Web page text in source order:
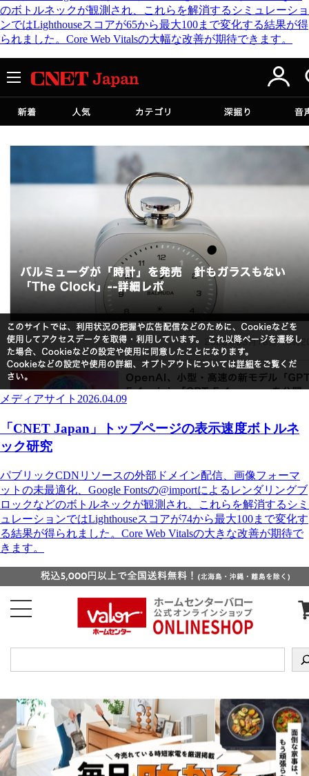
のボトルネックが観測され、これらを解消するシミュレーショ
ンではLighthouseスコアが65から最大100まで変化する結果が得
られました。Core Web Vitalsの大幅な改善が期待できます。
メディアサイト 2026.04.09
「CNET Japan」トップページの表示速度ボトルネ
ック研究
パブリックCDNリソースの外部ドメイン配信、画像フォーマ
ットの未最適化、Google Fontsの@importによるレンダリングブ
ロックなどのボトルネックが観測され、これらを解消するシミ
ュレーションではLighthouseスコアが74から最大100まで変化す
る結果が得られました。Core Web Vitalsの大きな改善が期待で
きます。